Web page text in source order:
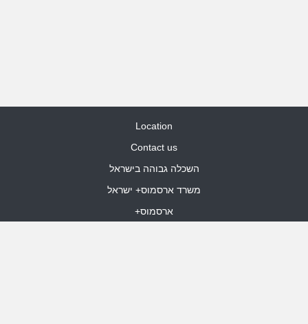
Location
Contact us
השכלה גבוהה בישראל
משרד ארסמוס+ ישראל
ארסמוס+